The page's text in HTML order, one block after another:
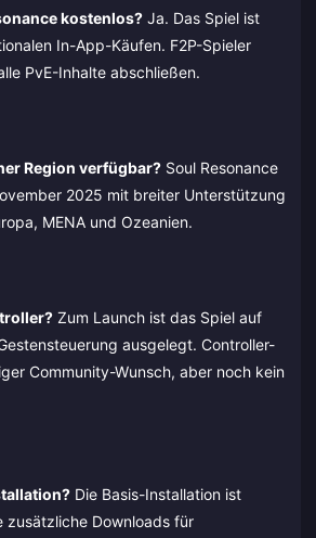
kostenlos? Ja. Das Spiel ist
In-App-Käufen. F2P-Spieler
PvE-Inhalte abschließen.
Region verfügbar? Soul Resonance
2025 mit breiter Unterstützung
MENA und Ozeanien.
Zum Launch ist das Spiel auf
ausgelegt. Controller-
Community-Wunsch, aber noch kein
Die Basis-Installation ist
zusätzliche Downloads für